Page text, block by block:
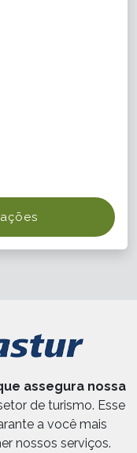
assegura nossa
de turismo. Esse
a você mais
nossos serviços.